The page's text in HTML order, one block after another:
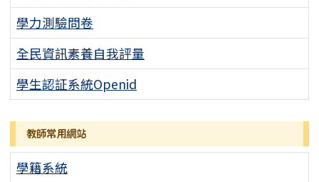
學力測驗問卷
全民資訊素養自我評量
學生認証系統Openid
教師常用網站
學籍系統